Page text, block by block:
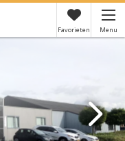
Favorieten Menu